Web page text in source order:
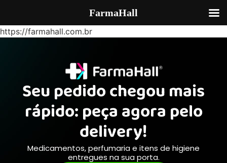
https://farmahall.com.br
Seu pedido chegou mais
rápido: peça agora pelo
delivery!
Medicamentos, perfumaria e itens de higiene
entregues na sua porta.
FarmaHall